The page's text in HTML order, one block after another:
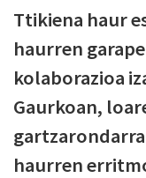
Ttikiena haur
haurren
kolaborazioa
Gaurkoan,
haurren